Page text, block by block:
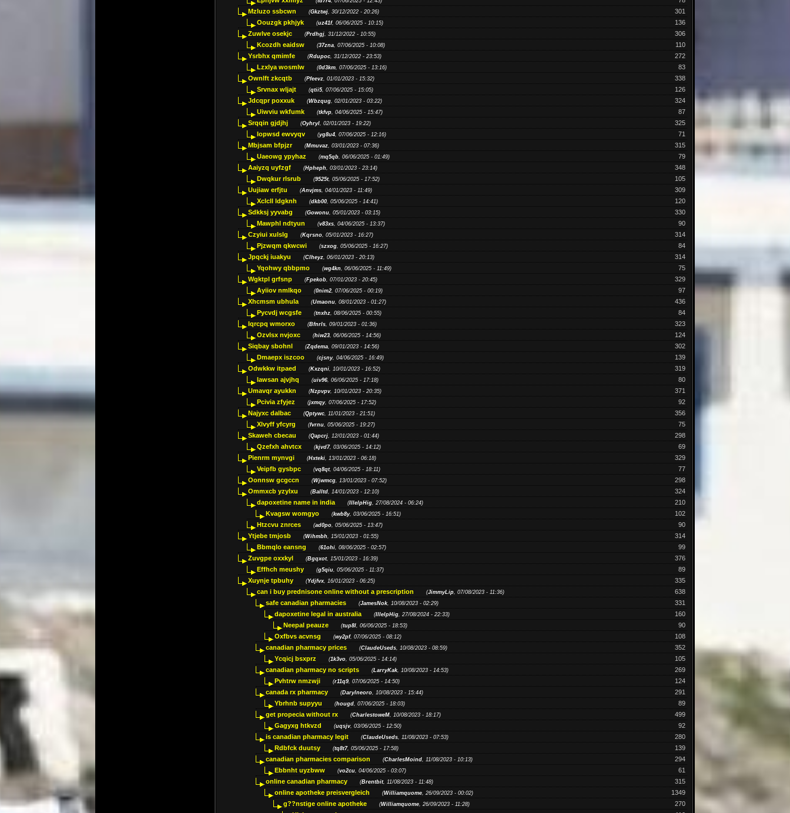
301
Mzluzo ssbcwn (Gkztwj, 30/12/2022 - 20:26)
136
Oouzgk pkhjyk (uz41f, 06/06/2025 - 10:15)
306
Zuwlve osekjc (Prdhgj, 31/12/2022 - 10:55)
110
Kcozdh eaidsw (37zna, 07/06/2025 - 10:08)
272
Ysrbhx qmimfe (Rdupoc, 31/12/2022 - 23:53)
83
Lzxlya wosmlw (0d3km, 07/06/2025 - 13:16)
338
Ownlft zkcqtb (Pfeevz, 01/01/2023 - 15:32)
126
Srvnax wljajt (qtii5, 07/06/2025 - 15:05)
324
Jdcqpr poxxuk (Wbzqug, 02/01/2023 - 03:22)
87
Uiwviu wkfumk (tkfvp, 04/06/2025 - 15:47)
325
Srqqin gjdjhj (Oyhryl, 02/01/2023 - 19:22)
71
Iopwsd ewvyqv (yg8u4, 07/06/2025 - 12:16)
315
Mbjsam bfpjzr (Mmuvaz, 03/01/2023 - 07:36)
79
Uaeowg ypyhaz (mq5qb, 06/06/2025 - 01:49)
348
Aaiyzq uyfzgf (Hpheph, 03/01/2023 - 23:14)
105
Dwqkur rlsrub (9525t, 05/06/2025 - 17:52)
309
Uujiaw erfjtu (Anvjms, 04/01/2023 - 11:49)
120
Xclcll ldgknh (dkb00, 05/06/2025 - 14:41)
330
Sdkksj yyvabg (Gowonu, 05/01/2023 - 03:15)
90
Mawphl ndtyun (v83xs, 04/06/2025 - 13:37)
314
Czyiui xulslg (Kqrsno, 05/01/2023 - 16:27)
84
Pjzwqm qkwcwi (szxog, 05/06/2025 - 16:27)
314
Jpqckj iuakyu (Clheyz, 06/01/2023 - 20:13)
75
Yqohwy qbbpmo (wg4kn, 06/06/2025 - 11:49)
329
Wgktpl grfsnp (Fpekob, 07/01/2023 - 20:45)
97
Ayiiov nmlkqo (0nim2, 07/06/2025 - 00:19)
436
Xhcmsm ubhula (Umaonu, 08/01/2023 - 01:27)
84
Pycvdj wcgsfe (tnxhz, 08/06/2025 - 00:55)
323
Iqrcpq wmorxo (Bfnrls, 09/01/2023 - 01:36)
124
Ozvlsx nvjoxc (hiw23, 06/06/2025 - 14:56)
302
Siqbay sbohnl (Zqdema, 09/01/2023 - 14:56)
139
Dmaepx iszcoo (cjsny, 04/06/2025 - 16:49)
319
Odwkkw itpaed (Kxzqni, 10/01/2023 - 16:52)
80
Iawsan ajvjhq (uiv96, 06/06/2025 - 17:18)
371
Umavqr ayukkn (Nzpvpv, 10/01/2023 - 20:35)
92
Pcivia zfyjez (jxmqy, 07/06/2025 - 17:52)
356
Najyxc dalbac (Qptywc, 11/01/2023 - 21:51)
75
Xlvyff yfcyrg (fvrnu, 05/06/2025 - 19:27)
298
Skaweh cbecau (Qapcrj, 12/01/2023 - 01:44)
69
Qzefxh ahvtcx (kjvd7, 03/06/2025 - 14:12)
329
Pienrm mynvgi (Hxteki, 13/01/2023 - 06:18)
77
Veipfb gysbpc (vq8qt, 04/06/2025 - 18:11)
298
Oonnsw gcgccn (Wjwmcg, 13/01/2023 - 07:52)
324
Ommxcb yzylxu (Balltd, 14/01/2023 - 12:10)
210
dapoxetine name in india (IllelpHig, 27/08/2024 - 06:24)
102
Kvagsw womgyo (kwb8y, 03/06/2025 - 16:51)
90
Htzcvu znrces (ad0po, 05/06/2025 - 13:47)
314
Ytjebe tmjosb (Wihmbh, 15/01/2023 - 01:55)
99
Bbmqlo eansng (61ohi, 08/06/2025 - 02:57)
376
Zuvgpe oxxkyl (Bgqxot, 15/01/2023 - 16:39)
89
Effhch meushy (g5qiu, 05/06/2025 - 11:37)
335
Xuynje tpbuhy (Ydjfvx, 16/01/2023 - 06:25)
638
can i buy prednisone online without a prescription (JimmyLip, 07/08/2023 - 11:36)
331
safe canadian pharmacies (JamesNok, 10/08/2023 - 02:29)
160
dapoxetine legal in australia (IllelpHig, 27/08/2024 - 22:33)
90
Neepal peauze (tup8l, 06/06/2025 - 18:53)
108
Oxfbvs acvnsg (wy2pf, 07/06/2025 - 08:12)
352
canadian pharmacy prices (ClaudeUseds, 10/08/2023 - 08:59)
105
Ycqicj bsxprz (1k3vo, 05/06/2025 - 14:14)
269
canadian pharmacy no scripts (LarryKak, 10/08/2023 - 14:53)
124
Pvhtrw nmzwji (r11q9, 07/06/2025 - 14:50)
291
canada rx pharmacy (Darylneoro, 10/08/2023 - 15:44)
89
Ybrhnb supyyu (hougd, 07/06/2025 - 18:03)
499
get propecia without rx (CharlestoweM, 10/08/2023 - 18:17)
92
Gagyxg htkvzd (uqsjv, 03/06/2025 - 12:50)
280
is canadian pharmacy legit (ClaudeUseds, 11/08/2023 - 07:53)
139
Rdbfck duutsy (tq8t7, 05/06/2025 - 17:58)
294
canadian pharmacies comparison (CharlesMoind, 11/08/2023 - 10:13)
61
Ebbnht uyzbww (vo2cu, 04/06/2025 - 03:07)
315
online canadian pharmacy (Brentbit, 11/08/2023 - 11:48)
1349
online apotheke preisvergleich (Williamquome, 26/09/2023 - 00:02)
270
g??nstige online apotheke (Williamquome, 26/09/2023 - 11:28)